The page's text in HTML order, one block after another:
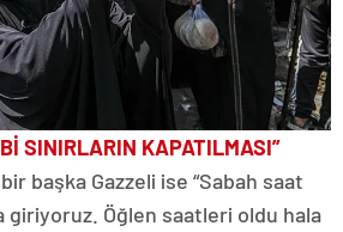
SINIRLARIN KAPATILMASI”
başka Gazzeli ise “Sabah saat
giriyoruz. Öğlen saatleri oldu hala